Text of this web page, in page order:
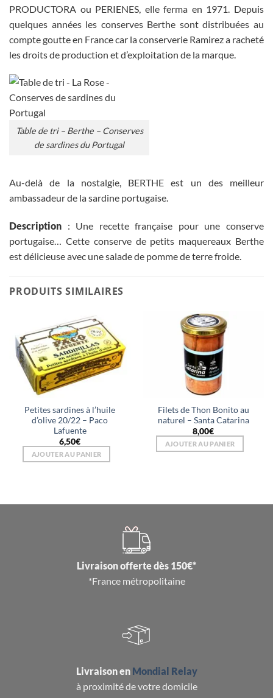
PRODUCTORA ou PERIENES, elle ferma en 1971. Depuis
quelques années les conserves Berthe sont distribuées au
compte goutte en France car la conserverie Ramirez a racheté
les droits de production et d’exploitation de la marque.
Table de tri – Berthe – Conserves
de sardines du Portugal
Au-delà de la nostalgie, BERTHE est un des meilleur
ambassadeur de la sardine portugaise.
Description : Une recette française pour une conserve
portugaise… Cette conserve de petits maquereaux Berthe
est délicieuse avec une salade de pomme de terre froide.
PRODUITS SIMILAIRES
Petites sardines à l’huile
d’olive 20/22 – Paco
Lafuente
6,50€
AJOUTER AU PANIER
Filets de Thon Bonito au
naturel – Santa Catarina
8,00€
AJOUTER AU PANIER
Livraison offerte dès 150€*
*France métropolitaine
Livraison en Mondial Relay
à proximité de votre domicile